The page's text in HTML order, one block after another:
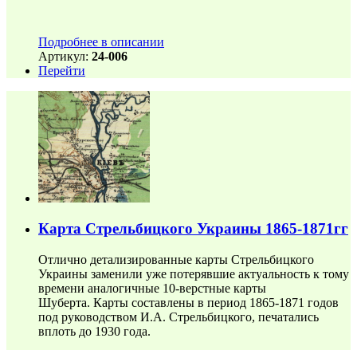
Подробнее в описании
Артикул: 24-006
Перейти
Карта Стрельбицкого Украины 1865-1871гг
Отлично детализированные карты Стрельбицкого
Украины заменили уже потерявшие актуальность к тому
времени аналогичные 10-верстные карты
Шуберта. Карты составлены в период 1865-1871 годов
под руководством И.А. Стрельбицкого, печатались
вплоть до 1930 года.